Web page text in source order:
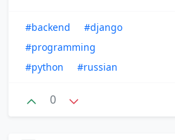
#backend
#django
#programming
#python
#russian
0